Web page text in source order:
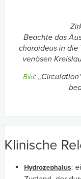
Beachte das
choroideus in die
venösen
Bild:
Klinische
Hydrozephalus: